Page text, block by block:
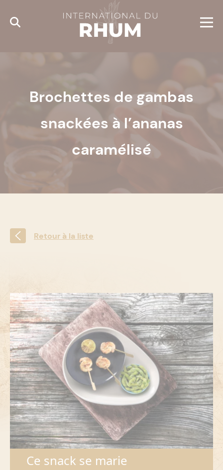
Brochettes de gambas
snackées à l’ananas
caramélisé
Retour à la liste
Ce snack se marie
Cookies management panel